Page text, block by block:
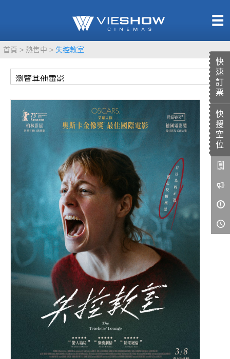
快
速
訂
票
快
搜
空
位
首頁 熱售中 失控教室
TITAN SCREEN
MUCROWN
VR 演唱會
GOLD CLASS
AD口述影像
LIVE演唱會
影城餐飲
UNICORN
影城公告
影城活動
中獎名單
合作夥伴